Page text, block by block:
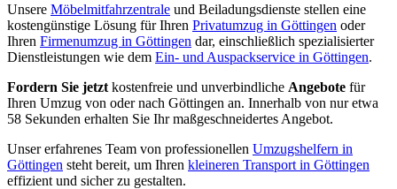
Unsere Möbelmitfahrzentrale und Beiladungsdienste stellen eine
kostengünstige Lösung für Ihren Privatumzug in Göttingen oder
Ihren Firmenumzug in Göttingen dar, einschließlich spezialisierter
Dienstleistungen wie dem Ein- und Auspackservice in Göttingen.
Fordern Sie jetzt kostenfreie und unverbindliche Angebote für
Ihren Umzug von oder nach Göttingen an. Innerhalb von nur etwa
58 Sekunden erhalten Sie Ihr maßgeschneidertes Angebot.
Unser erfahrenes Team von professionellen Umzugshelfern in
Göttingen steht bereit, um Ihren kleineren Transport in Göttingen
effizient und sicher zu gestalten.